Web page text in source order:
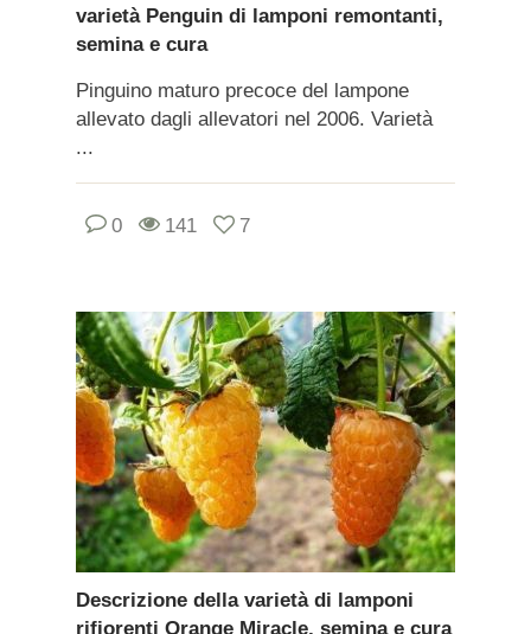
varietà Penguin di lamponi remontanti,
semina e cura
Pinguino maturo precoce del lampone
allevato dagli allevatori nel 2006. Varietà
...
0 141 7
Descrizione della varietà di lamponi
rifiorenti Orange Miracle, semina e cura